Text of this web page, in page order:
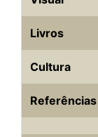
Livros
Cultura
Referências